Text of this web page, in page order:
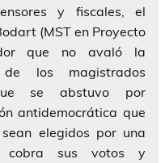
y fiscales, el
(MST en Proyecto
que no avaló la
los magistrados
se abstuvo por
antidemocrática que
elegidos por una
cobra sus votos y